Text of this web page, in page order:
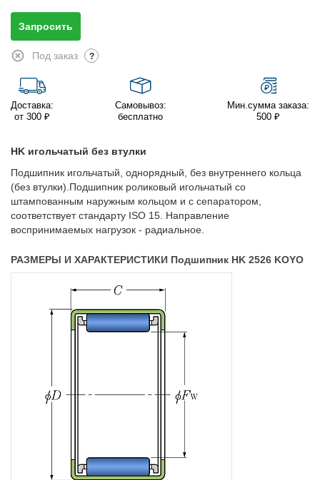
Запросить
Под заказ ?
Доставка:
от 300 ₽
Самовывоз:
бесплатно
Мин.сумма заказа:
500 ₽
HK игольчатый без втулки
Подшипник игольчатый, однорядный, без внутреннего кольца
(без втулки).Подшипник роликовый игольчатый со
штампованным наружным кольцом и с сепаратором,
соответствует стандарту ISO 15. Направление
воспринимаемых нагрузок - радиальное.
РАЗМЕРЫ И ХАРАКТЕРИСТИКИ Подшипник HK 2526 KOYO